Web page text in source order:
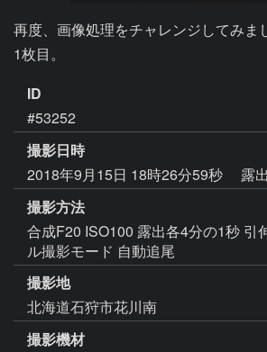
再度、画像処理をチャレンジしてみま
1枚目。
ID
#53252
撮影日時
2018年9月15日 18時26分59秒
露
撮影方法
合成F20 ISO100 露出各4分の1秒 引
ル撮影モード 自動追尾
撮影地
北海道石狩市花川南
撮影機材